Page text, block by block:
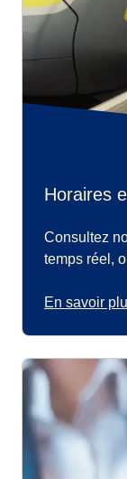
Horaires
Consultez
temps réel,
En savoir